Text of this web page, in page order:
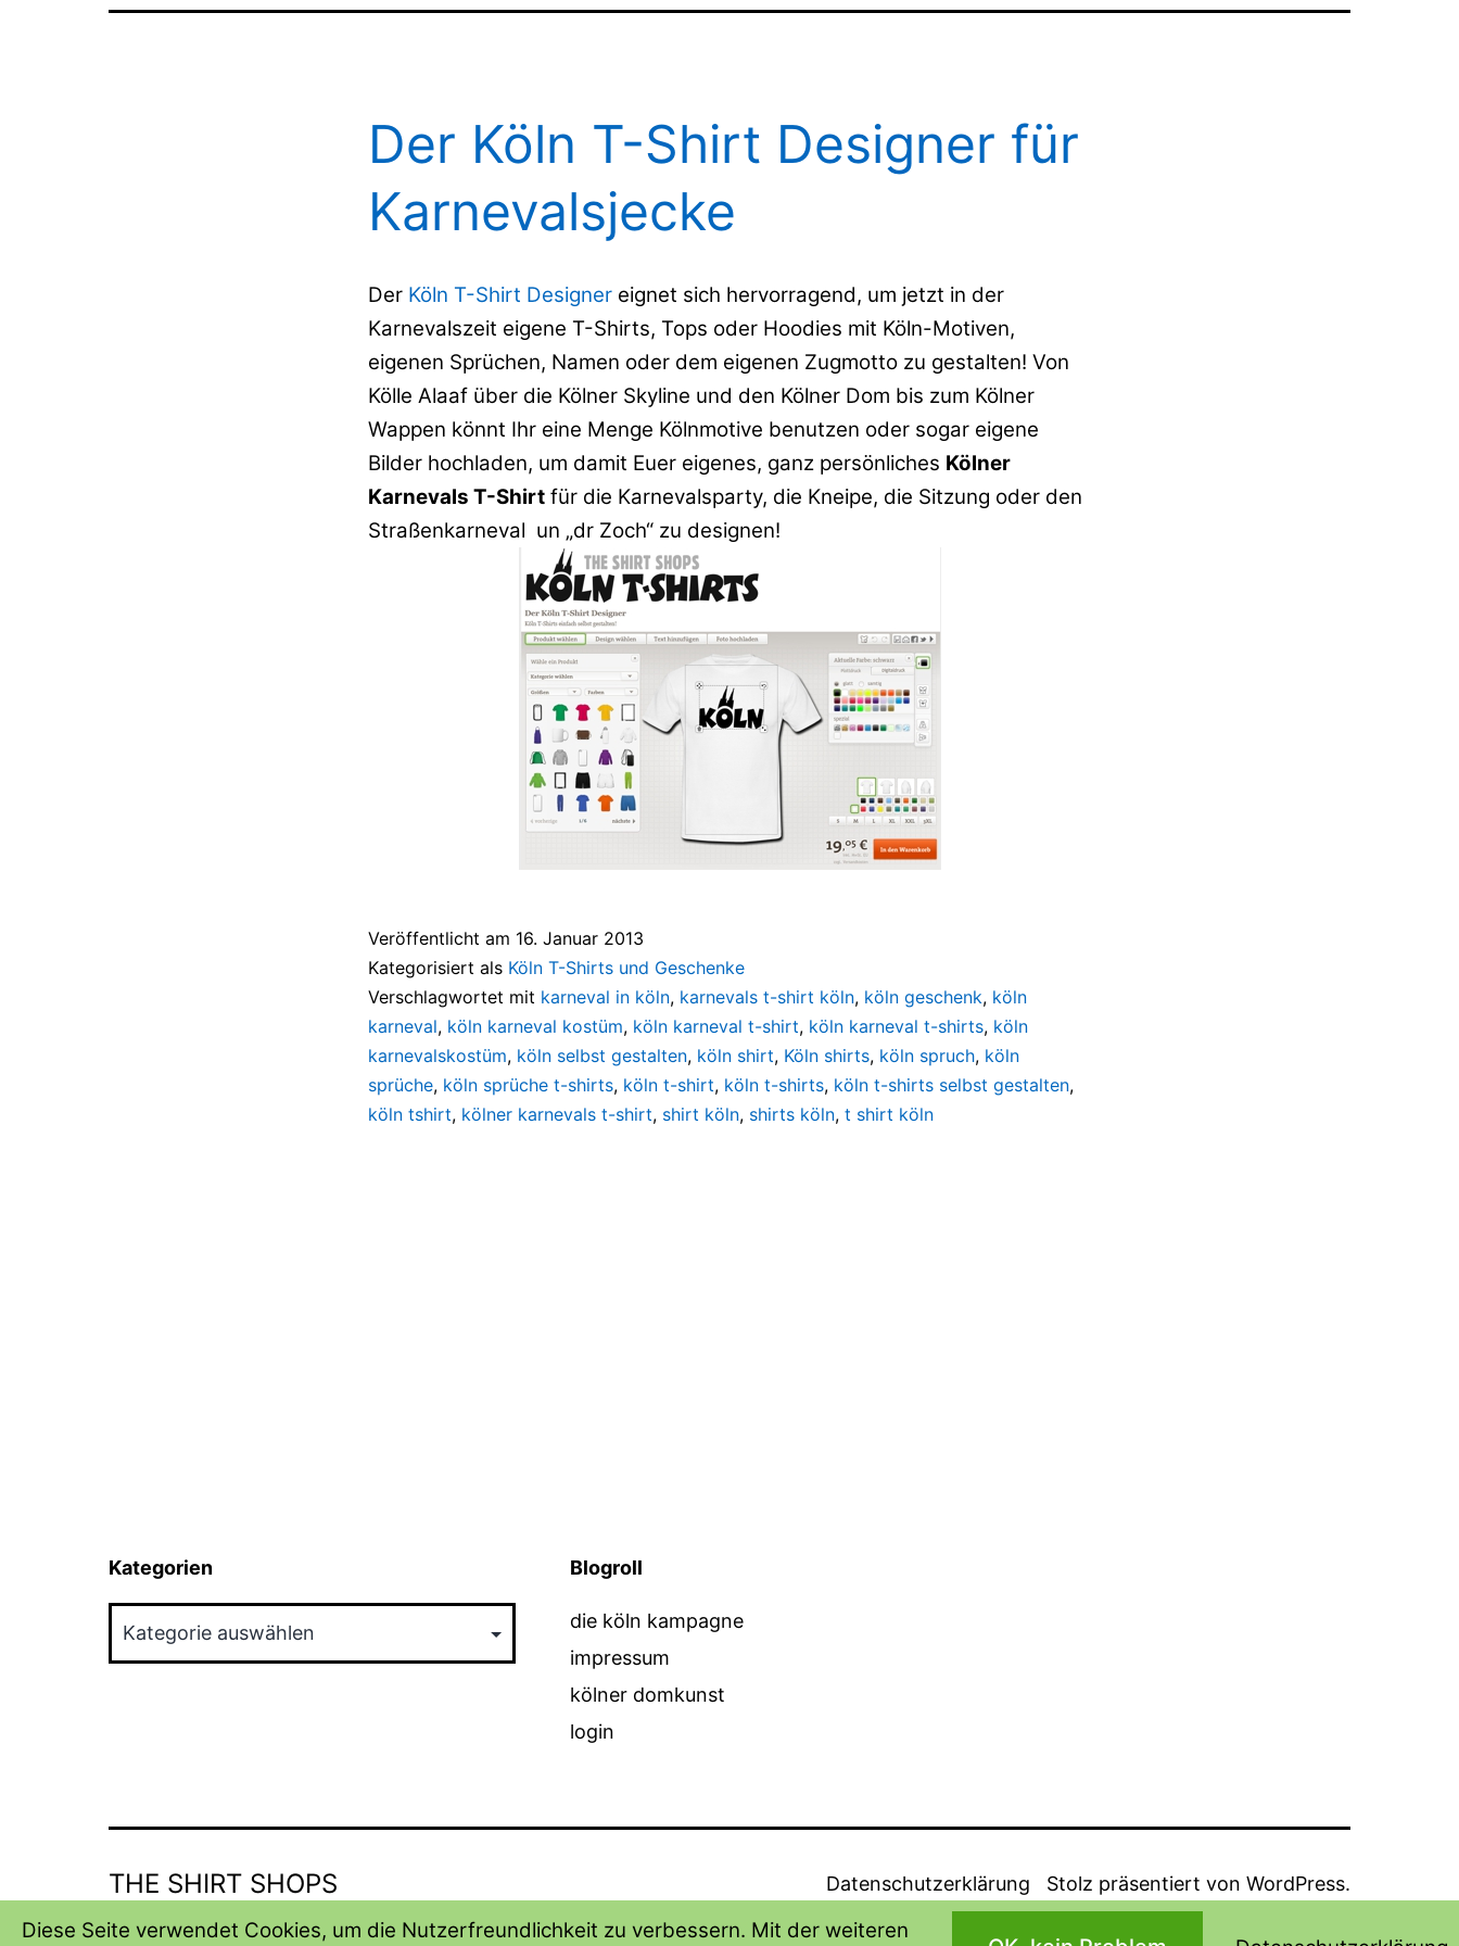
Der Köln T-Shirt Designer für
Karnevalsjecke
Der Köln T-Shirt Designer eignet sich hervorragend, um jetzt in der
Karnevalszeit eigene T-Shirts, Tops oder Hoodies mit Köln-Motiven,
eigenen Sprüchen, Namen oder dem eigenen Zugmotto zu gestalten! Von
Kölle Alaaf über die Kölner Skyline und den Kölner Dom bis zum Kölner
Wappen könnt Ihr eine Menge Kölnmotive benutzen oder sogar eigene
Bilder hochladen, um damit Euer eigenes, ganz persönliches Kölner
Karnevals T-Shirt für die Karnevalsparty, die Kneipe, die Sitzung oder den
Straßenkarneval un „dr Zoch“ zu designen!
Veröffentlicht am 16. Januar 2013
Kategorisiert als Köln T-Shirts und Geschenke
Verschlagwortet mit karneval in köln, karnevals t-shirt köln, köln geschenk, köln
karneval, köln karneval kostüm, köln karneval t-shirt, köln karneval t-shirts, köln
karnevalskostüm, köln selbst gestalten, köln shirt, Köln shirts, köln spruch, köln
sprüche, köln sprüche t-shirts, köln t-shirt, köln t-shirts, köln t-shirts selbst gestalten,
köln tshirt, kölner karnevals t-shirt, shirt köln, shirts köln, t shirt köln
Kategorien Blogroll
die köln kampagne
impressum
kölner domkunst
login
THE SHIRT SHOPS Datenschutzerklärung Stolz präsentiert von WordPress.
Diese Seite verwendet Cookies, um die Nutzerfreundlichkeit zu verbessern. Mit der weiteren